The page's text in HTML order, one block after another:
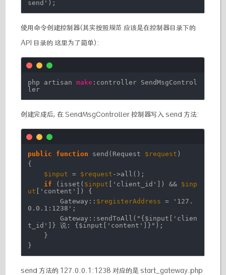
send' );
使用命令创建控制器(其实按照规范 应该是在控制器目录下的
API 目录的 这里为了简单):
php artisanmake :controller SendMsgControl
ler
创建完成后, 在 SendMsgController 控制器写入 send 方法:
public function send(Request $request )
{
$input
= $request ->all();
if
(isset( $input 'client_id' ]) && $inp
ut
'content'
]) {
Gateway:: $registerAddress =
'127.
0.0.1:1238' ;
Gateway::sendToAll( "{$input['clien
t_id']} 说: {$input['content']}" );
}
}
send 方法的 127.0.0.1:1238 对应的是 start_gateway.php